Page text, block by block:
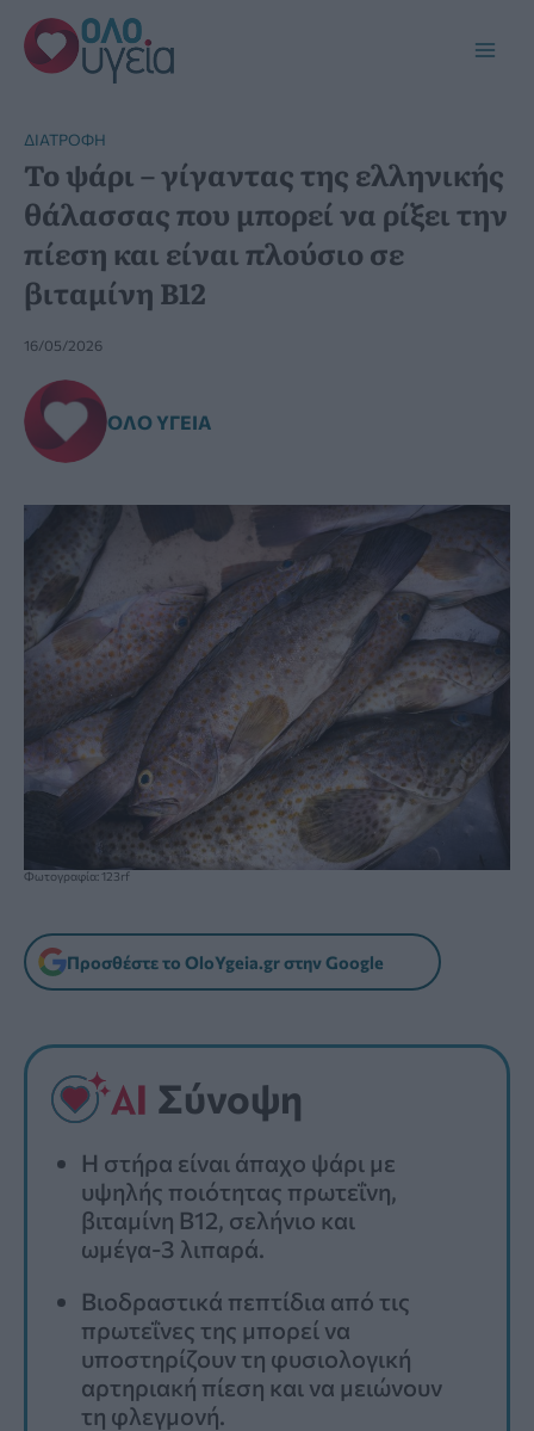
Μετάβαση
στο
περιεχόμενο
ΔΙΑΤΡΟΦΉ
Το ψάρι – γίγαντας της ελληνικής
θάλασσας που μπορεί να ρίξει την
πίεση και είναι πλούσιο σε
βιταμίνη Β12
16/05/2026
ΌΛΟ ΥΓΕΊΑ
Φωτογραφία: 123rf
Προσθέστε το OloYgeia.gr στην Google
Σύνοψη
Η στήρα είναι άπαχο ψάρι με
υψηλής ποιότητας πρωτεΐνη,
βιταμίνη Β12, σελήνιο και
ωμέγα-3 λιπαρά.
Βιοδραστικά πεπτίδια από τις
πρωτεΐνες της μπορεί να
υποστηρίζουν τη φυσιολογική
αρτηριακή πίεση και να μειώνουν
τη φλεγμονή.